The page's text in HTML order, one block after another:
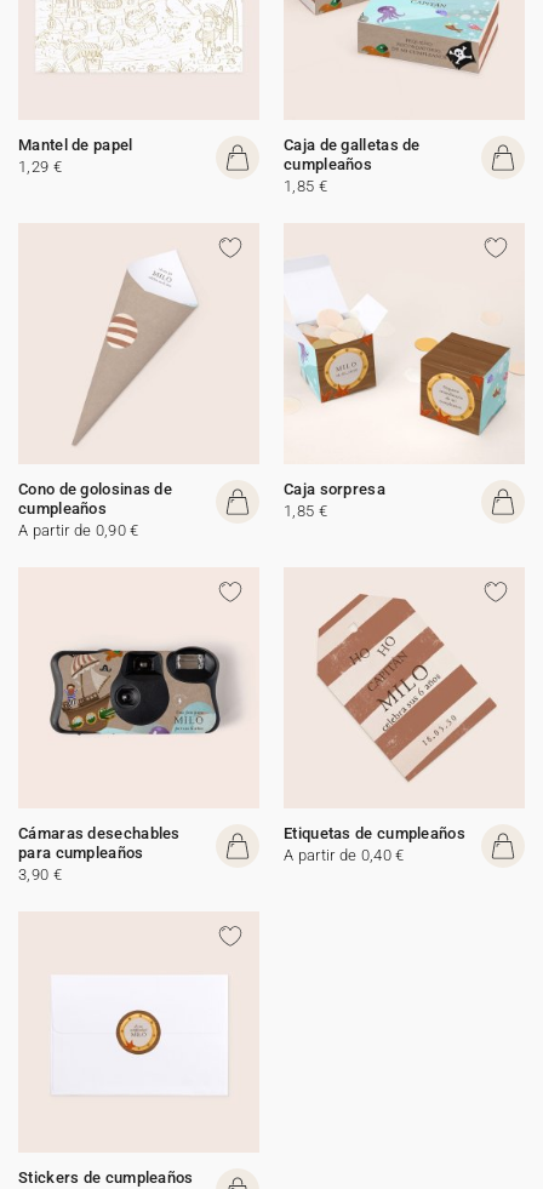
Mantel de papel
1,29 €
Caja de galletas de
cumpleaños
1,85 €
Cono de golosinas de
cumpleaños
A partir de 0,90 €
Caja sorpresa
1,85 €
Cámaras desechables
para cumpleaños
3,90 €
Etiquetas de cumpleaños
A partir de 0,40 €
Stickers de cumpleaños